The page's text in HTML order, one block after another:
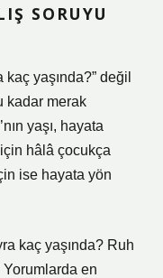
SORUYU
yaşında?” değil
kadar merak
yaşı, hayata
için hâlâ çocukça
ise hayata yön
kaç yaşında? Ruh
Yorumlarda en